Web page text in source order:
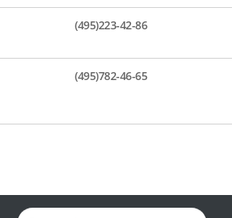
(495)223-42-86
(495)782-46-65